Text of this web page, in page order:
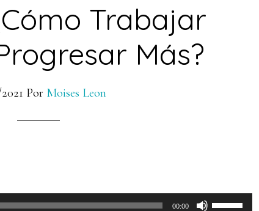
Trabajar
Más?
Por Moises Leon
00:00
Utiliza